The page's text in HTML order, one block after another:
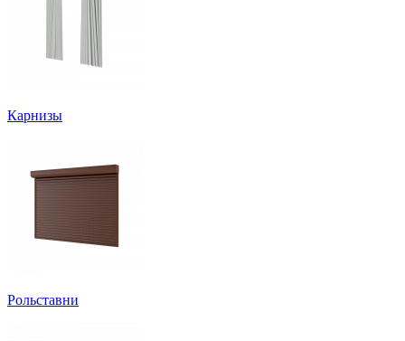
Карнизы
Рольставни